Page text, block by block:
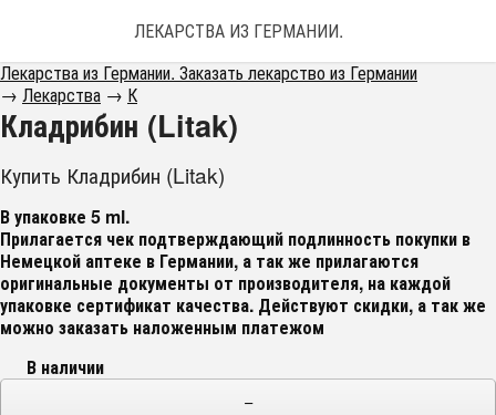
ЛЕКАРСТВА ИЗ ГЕРМАНИИ. ЗАКАЗАТЬ
Лекарства из Германии. Заказать лекарство из Германии
→ Лекарства → К
Кладрибин (Litak)
Купить Кладрибин (Litak)
В упаковке 5 ml.
Прилагается чек подтверждающий подлинность покупки в
Немецкой аптеке в Германии, а так же прилагаются
оригинальные документы от производителя, на каждой
упаковке сертификат качества. Действуют скидки, а так же
можно заказать наложенным платежом
В наличии
−